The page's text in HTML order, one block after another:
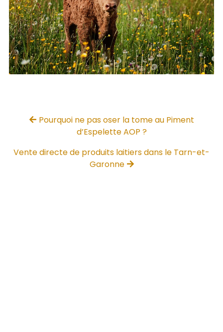
Pourquoi ne pas oser la tome au Piment
d’Espelette AOP ?
Vente directe de produits laitiers dans le Tarn-et-
Garonne